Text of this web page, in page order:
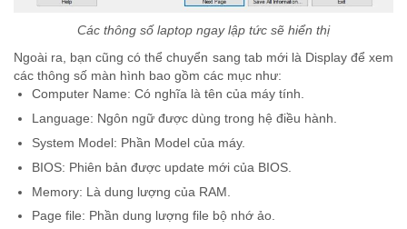
Các thông số laptop ngay lập tức sẽ hiển thị
Ngoài ra, bạn cũng có thể chuyển sang tab mới là Display để xem
các thông số màn hình bao gồm các mục như:
Computer Name: Có nghĩa là tên của máy tính.
Language: Ngôn ngữ được dùng trong hệ điều hành.
System Model: Phần Model của máy.
BIOS: Phiên bản được update mới của BIOS.
Memory: Là dung lượng của RAM.
Page file: Phần dung lượng file bộ nhớ ảo.